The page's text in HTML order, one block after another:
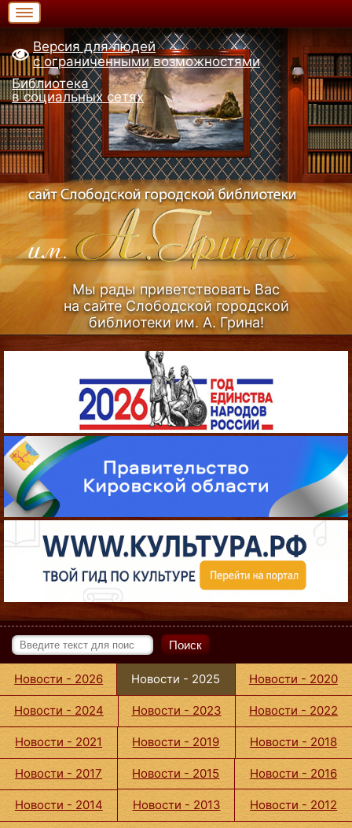
Версия для людей
с ограниченными возможностями
Библиотека
в социальных сетях
Мы рады приветствовать Вас
на сайте Слободской городской
библиотеки им. А. Грина!
Узнать больше (Из истории библиотеки)...
Поиск
Новости - 2026 Новости - 2025 Новости - 2020
Новости - 2024 Новости - 2023 Новости - 2022
Новости - 2021 Новости - 2019 Новости - 2018
Новости - 2017 Новости - 2015 Новости - 2016
Новости - 2014 Новости - 2013 Новости - 2012